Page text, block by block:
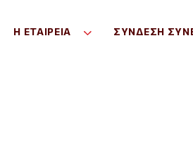
Η ΕΤΑΙΡΕΊΑ ΣΎΝΔΕΣΗ